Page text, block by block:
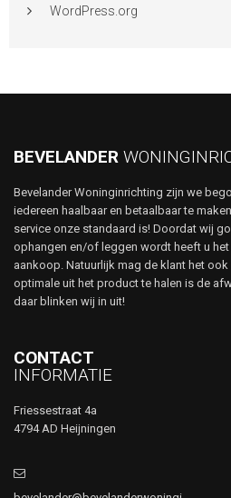
WordPress.org
BEVELANDER
Bevelander Woninginrichting zijn we
iedereen haalbaar en betaalbaar te
service onze standaard is! Doordat wij
ophangen en/of leggen wordt heeft u
aankoop. Natuurlijk mag de klant het
optimale uit het product te halen is de
daar blinken wij in uit!
CONTACT
INFORMATIE
Friessestraat 4a
4794 AD Heijningen